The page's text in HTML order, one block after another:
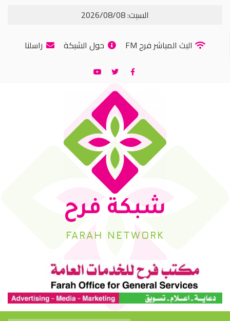
السبت: 2026/08/08
البث المباشر فرح FM
حول الشبكة راسلنا
شبكة فرح
FARAH NETWORK